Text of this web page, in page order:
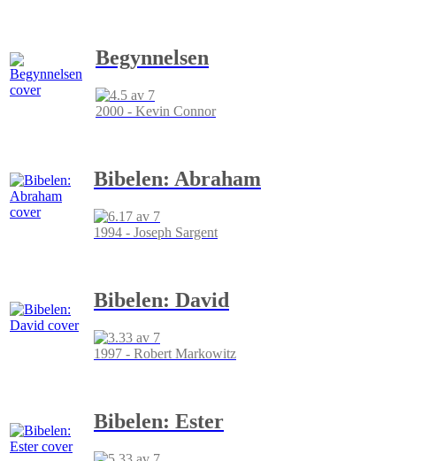
Begynnelsen
2000 - Kevin Connor
Bibelen: Abraham
1994 - Joseph Sargent
Bibelen: David
1997 - Robert Markowitz
Bibelen: Ester